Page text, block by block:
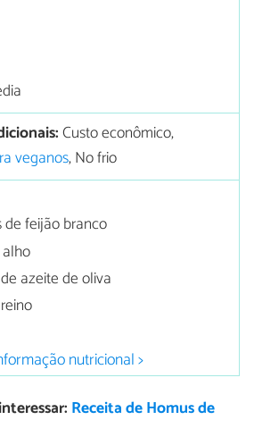
Custo econômico,
veganos, No frio
feijão branco
azeite de oliva
nutricional >
Receita de Homus de